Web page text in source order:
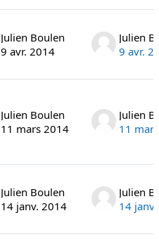
Julien Boulen
9 avr. 2014
Julien
9 avr.
Julien Boulen
11 mars 2014
Julien
11
Julien Boulen
14 janv. 2014
Julien
14